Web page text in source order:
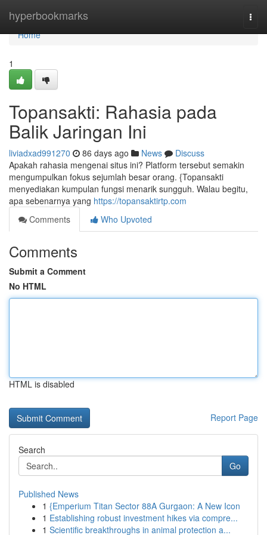
hyperbookmarks
Home
Home
1
Topansakti: Rahasia pada
Balik Jaringan Ini
liviadxad991270 86 days ago News
Discuss
Apakah rahasia mengenai situs ini? Platform tersebut semakin
mengumpulkan fokus sejumlah besar orang. {Topansakti
menyediakan kumpulan fungsi menarik sungguh. Walau begitu,
apa sebenarnya yang https://topansaktirtp.com
Comments
Who Upvoted
Comments
Submit a Comment
No HTML
HTML is disabled
Report Page
Search
Go
Published News
1 {Emperium Titan Sector 88A Gurgaon: A New Icon
1 Establishing robust investment hikes via compre...
1 Scientific breakthroughs in animal protection a...